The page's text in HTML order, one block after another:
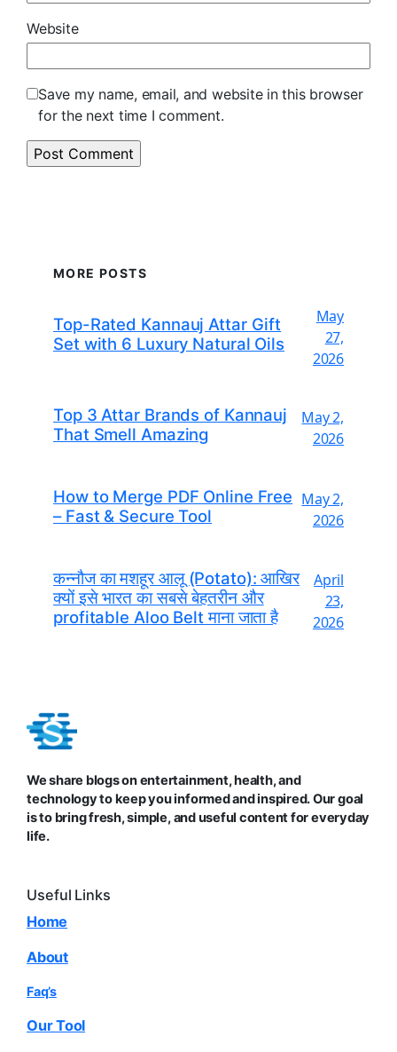
Website
Save my name, email, and website in this browser
for the next time I comment.
MORE POSTS
Top-Rated Kannauj Attar Gift
Set with 6 Luxury Natural Oils
May
27,
2026
Top 3 Attar Brands of Kannauj
That Smell Amazing
May 2,
2026
How to Merge PDF Online Free
– Fast & Secure Tool
May 2,
2026
कन्नौज का मशहूर आलू (Potato): आखिर
क्यों इसे भारत का सबसे बेहतरीन और
profitable Aloo Belt माना जाता है
April
23,
2026
We share blogs on entertainment, health, and
technology to keep you informed and inspired. Our goal
is to bring fresh, simple, and useful content for everyday
life.
Useful Links
Home
About
Faq’s
Our Tool